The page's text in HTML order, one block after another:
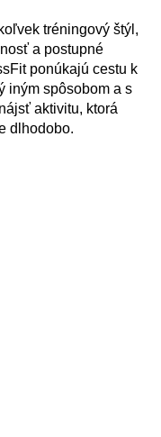
tréningový štýl,
a postupné
ponúkajú cestu k
iným spôsobom a s
aktivitu, ktorá
dlhodobo.